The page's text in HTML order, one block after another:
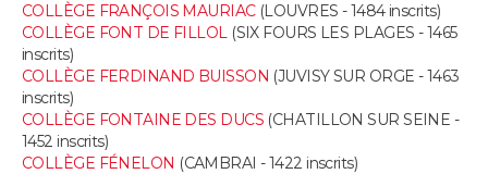
S'inscrire
Se connecter
Lycées
Collèges
Primaires
Universités
Entreprises
Service militaire
Avis de recherche
AVIS DE DÉCÈS
FORUM
Bricolage
Lifestyle
Culture
Sport
Auto
Television
Voyage
Cinema
COLLÈGE FRANÇOIS MAURIAC (LOUVRES - 1484 inscrits)
COLLÈGE FONT DE FILLOL (SIX FOURS LES PLAGES - 1465
inscrits)
COLLÈGE FERDINAND BUISSON (JUVISY SUR ORGE - 1463
inscrits)
COLLÈGE FONTAINE DES DUCS (CHATILLON SUR SEINE -
1452 inscrits)
COLLÈGE FÉNELON (CAMBRAI - 1422 inscrits)